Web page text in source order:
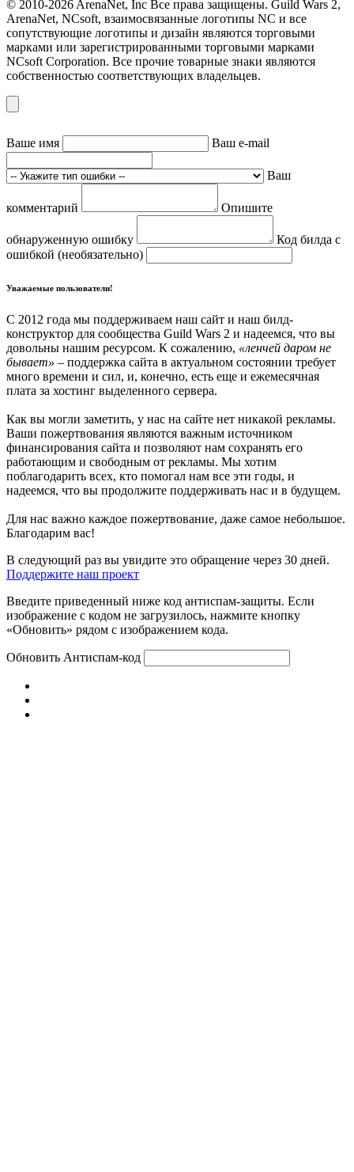
© 2010-2026 ArenaNet, Inc Все права защищены. Guild Wars 2,
ArenaNet, NCsoft, взаимосвязанные логотипы NC и все
сопутствующие логотипы и дизайн являются торговыми
марками или зарегистрированными торговыми марками
NCsoft Corporation. Все прочие товарные знаки являются
собственностью соответствующих владельцев.
Ваше имя Ваш e-mail
Ваш
комментарий Опишите
обнаруженную ошибку
Код билда с
ошибкой (необязательно)
Уважаемые пользователи!
С 2012 года мы поддерживаем наш сайт и наш билд-
конструктор для сообщества Guild Wars 2 и надеемся, что вы
довольны нашим ресурсом. К сожалению, «ленчей даром не
бывает» – поддержка сайта в актуальном состоянии требует
много времени и сил, и, конечно, есть еще и ежемесячная
плата за хостинг выделенного сервера.
Как вы могли заметить, у нас на сайте нет никакой рекламы.
Ваши пожертвования являются важным источником
финансирования сайта и позволяют нам сохранять его
работающим и свободным от рекламы. Мы хотим
поблагодарить всех, кто помогал нам все эти годы, и
надеемся, что вы продолжите поддерживать нас и в будущем.
Для нас важно каждое пожертвование, даже самое небольшое.
Благодарим вас!
В следующий раз вы увидите это обращение через 30 дней.
Поддержите наш проект
Введите приведенный ниже код антиспам-защиты. Если
изображение с кодом не загрузилось, нажмите кнопку
«Обновить» рядом с изображением кода.
Обновить Антиспам-код